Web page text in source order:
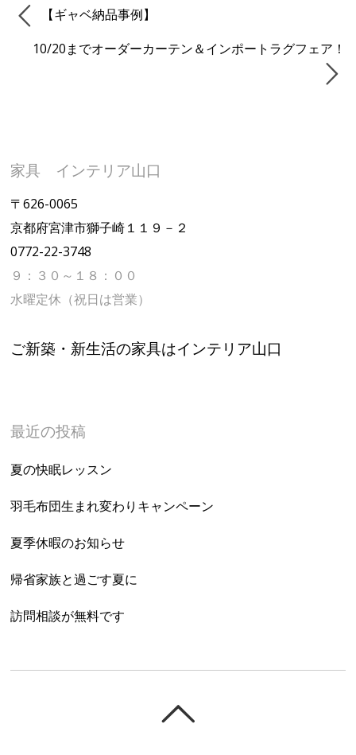
【ギャベ納品事例】
10/20までオーダーカーテン＆インポートラグフェア！
家具 インテリア山口
〒626-0065
京都府宮津市獅子崎１１９－２
0772-22-3748
９：３０～１８：００
水曜定休（祝日は営業）
ご新築・新生活の家具はインテリア山口
最近の投稿
夏の快眠レッスン
羽毛布団生まれ変わりキャンペーン
夏季休暇のお知らせ
帰省家族と過ごす夏に
訪問相談が無料です